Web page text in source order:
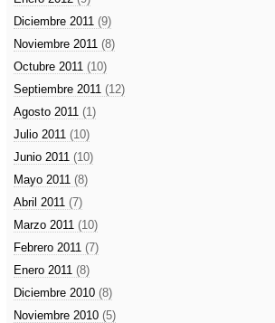
Diciembre 2011 (9)
Noviembre 2011 (8)
Octubre 2011 (10)
Septiembre 2011 (12)
Agosto 2011 (1)
Julio 2011 (10)
Junio 2011 (10)
Mayo 2011 (8)
Abril 2011 (7)
Marzo 2011 (10)
Febrero 2011 (7)
Enero 2011 (8)
Diciembre 2010 (8)
Noviembre 2010 (5)